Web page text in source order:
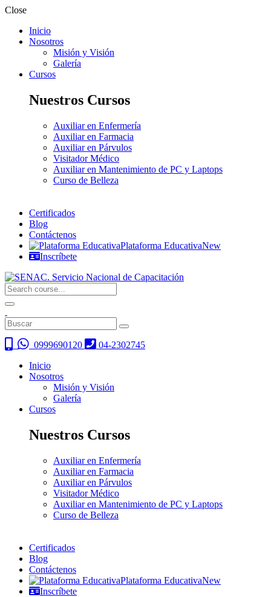
Close
Inicio
Nosotros
Misión y Visión
Galería
Cursos
Nuestros Cursos
Auxiliar en Enfermería
Auxiliar en Farmacia
Auxiliar en Párvulos
Visitador Médico
Auxiliar en Mantenimiento de PC y Laptops
Curso de Belleza
Certificados
Blog
Contáctenos
Plataforma EducativaNew
Inscríbete
0999690120
04-2302745
Inicio
Nosotros
Misión y Visión
Galería
Cursos
Nuestros Cursos
Auxiliar en Enfermería
Auxiliar en Farmacia
Auxiliar en Párvulos
Visitador Médico
Auxiliar en Mantenimiento de PC y Laptops
Curso de Belleza
Certificados
Blog
Contáctenos
Plataforma EducativaNew
Inscríbete